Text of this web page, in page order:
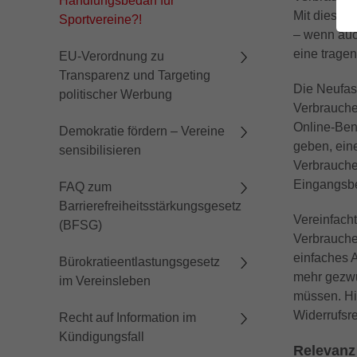
Sportvereine?!
EU-Verordnung zu
Transparenz und Targeting
politischer Werbung
Demokratie fördern – Vereine
sensibilisieren
FAQ zum
Barrierefreiheitsstärkungsgesetz
(BFSG)
Bürokratieentlastungsgesetz
im Vereinsleben
Recht auf Information im
Kündigungsfall
Mit dieser
– wenn
eine
Die
Online-
geben,
einfaches
mehr
müssen.